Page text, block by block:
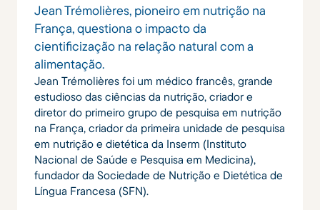
Jean Trémolières, pioneiro em nutrição na
França, questiona o impacto da
cientificização na relação natural com a
alimentação.
Jean Trémolières foi um médico francês, grande
estudioso das ciências da nutrição, criador e
diretor do primeiro grupo de pesquisa em nutrição
na França, criador da primeira unidade de pesquisa
em nutrição e dietética da Inserm (Instituto
Nacional de Saúde e Pesquisa em Medicina),
fundador da Sociedade de Nutrição e Dietética de
Língua Francesa (SFN).